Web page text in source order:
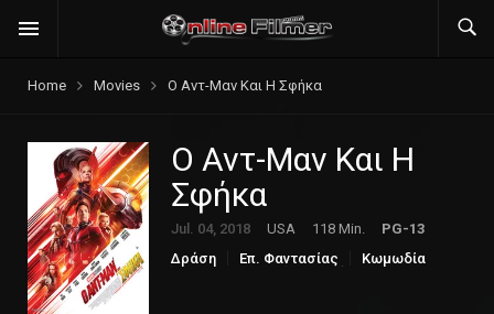
Home Movies Ο Αντ-Μαν Και Η Σφήκα
Ο Αντ-Μαν Και Η
Σφήκα
Jul. 04, 2018 USA 118 Min.
PG-13
Δράση
Επ. Φαντασίας
Κωμωδία